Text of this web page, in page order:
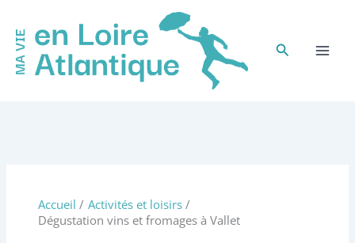
contenu
Rechercher
Accueil
Activités et loisirs
Dégustation vins et fromages à Vallet